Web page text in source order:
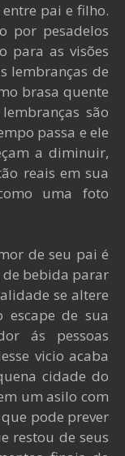
pai e filho.
por pesadelos
para as visões
lembranças de
brasa quente
são
passa e ele
a diminuir,
reais em sua
uma foto
de seu pai é
bebida parar
se altere
de sua
ás pessoas
vicio acaba
cidade do
um asilo com
pode prever
restou de seus